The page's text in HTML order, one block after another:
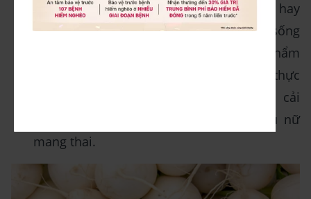
nấu chín như củ cải hầm, củ cải luộc, hay
canh củ cải,... Tuyệt đối không ăn củ cải sống
vì sẽ làm tăng nguy cơ ngộ độc thực phẩm
khi mang thai. Cũng tránh ăn các loại thực
phẩm như salad củ cải sống hoặc củ cải
ngâm vì chúng không an toàn cho phụ nữ
mang thai.